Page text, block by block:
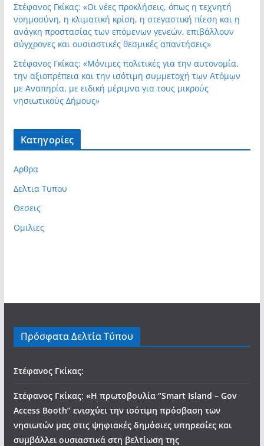
Στέφανος Γκίκας: «Οι νέες προκλήσεις, όπως η τεχνητή
νοημοσύνη, η κλιματική κρίση, η στεγαστική πίεση και η
ανάγκη προστασίας των επόμενων γενεών, επιβάλλουν
σύγχρονες και ουσιαστικές θεσμικές απαντήσεις»
Στέφανος Γκίκας: «Μόνιμες πολιτικές για την αυτονομία,
την αξιοπρέπεια και την ισότιμη συμμετοχή των Ατόμων
με Αναπηρία, με ειδική μέριμνα για τους μικρούς
νησιωτικούς Δήμους»
Kατηγορίες
Αρθρα
Δελτια Τυπου
Θεσεις
Ομιλιες
Πρόσφατα Δελτία Τύπου
Στέφανος Γκίκας:
Στέφανος Γκίκας: «Η πρωτοβουλία “Smart Island – Gov
Access Booth” ενισχύει την ισότιμη πρόσβαση των
νησιωτών μας στις ψηφιακές δημόσιες υπηρεσίες και
συμβάλλει ουσιαστικά στη βελτίωση της